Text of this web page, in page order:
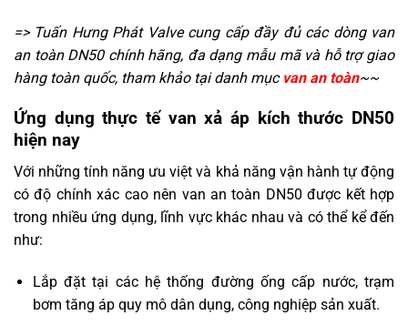
=> Tuấn Hưng Phát Valve cung cấp đầy đủ các dòng van
an toàn DN50 chính hãng, đa dạng mẫu mã và hỗ trợ giao
hàng toàn quốc, tham khảo tại danh mục van an toàn~~
Ứng dụng thực tế van xả áp kích thước DN50
hiện nay
Với những tính năng ưu việt và khả năng vận hành tự động
có độ chính xác cao nên van an toàn DN50 được kết hợp
trong nhiều ứng dụng, lĩnh vực khác nhau và có thể kể đến
như:
Lắp đặt tại các hệ thống đường ống cấp nước, trạm
bơm tăng áp quy mô dân dụng, công nghiệp sản xuất.